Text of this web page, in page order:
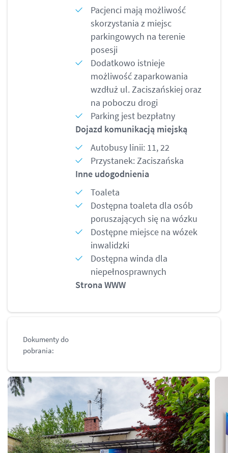
Pacjenci mają możliwość
skorzystania z miejsc
parkingowych na terenie
posesji
Dodatkowo istnieje
możliwość zaparkowania
wzdłuż ul. Zaciszańskiej oraz
na poboczu drogi
Parking jest bezpłatny
Dojazd komunikacją miejską
Autobusy linii: 11, 22
Przystanek: Zaciszańska
Inne udogodnienia
Toaleta
Dostępna toaleta dla osób
poruszających się na wózku
Dostępne miejsce na wózek
inwalidzki
Dostępna winda dla
niepełnosprawnych
Strona WWW
Dokumenty do
pobrania: